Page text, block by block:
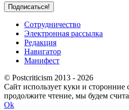
Сотрудничество
Электронная рассылка
Редакция
Навигатор
Манифест
© Postcriticism 2013 - 2026
Сайт использует куки и
продолжите чтение, мы будем
Ok